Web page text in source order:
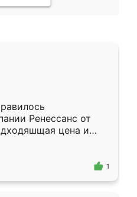
Ренессанс от
цена и
Приехавший
Владислав
самый
1